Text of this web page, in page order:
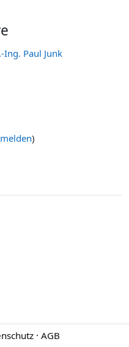
Ing. Paul Junk
)
· AGB